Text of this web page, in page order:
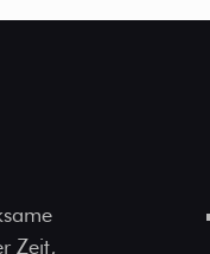
Zeit,